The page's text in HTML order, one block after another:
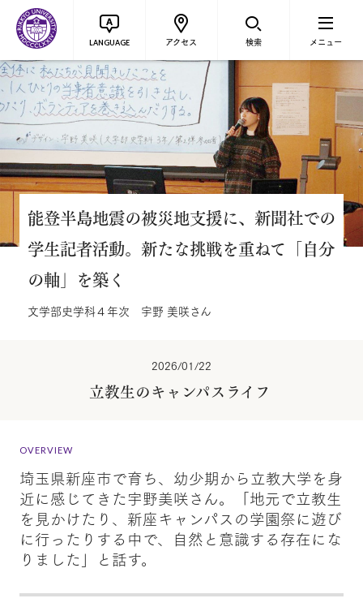
LANGUAGE アクセス 検索 メニュー
能登半島地震の被災地支援に、新聞社での
学生記者活動。新たな挑戦を重ねて「自分
の軸」を築く
文学部史学科４年次 宇野 美咲さん
2026/01/22
立教生のキャンパスライフ
OVERVIEW
埼玉県新座市で育ち、幼少期から立教大学を身
近に感じてきた宇野美咲さん。「地元で立教生
を見かけたり、新座キャンパスの学園祭に遊び
に行ったりする中で、自然と意識する存在にな
りました」と話す。